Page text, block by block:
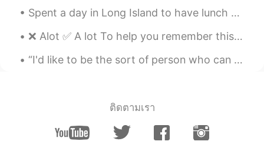
砕けたオレオクッキーの粉も入れたの
で、クッキーとクリームのアイスな味
こんな味がとても好きだから、将来も
っと作りたい〜🤤
あゆみ ayumi 2019.05.20 12:25
Spent a day in Long Island to have lunch at the Oheka Castle! This is the castle from Taylor Swif...
❌ Alot ✅ A lot To help you remember this: A lot / a little / a bit - all of these phrases are ...
“I'd like to be the sort of person who can enjoy things at the time, instead of having to go back...
ติดตามเรา